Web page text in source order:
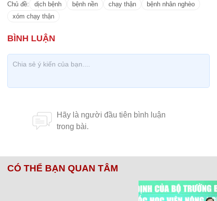
Chủ đề: dịch bệnh bệnh nền chạy thận
bệnh nhân nghèo
xóm chạy thận
CÓ THỂ BẠN QUAN TÂM